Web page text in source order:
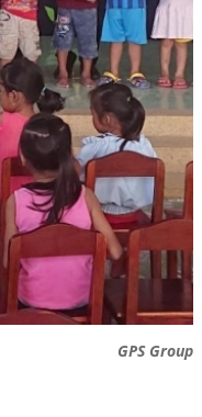
GPS Group